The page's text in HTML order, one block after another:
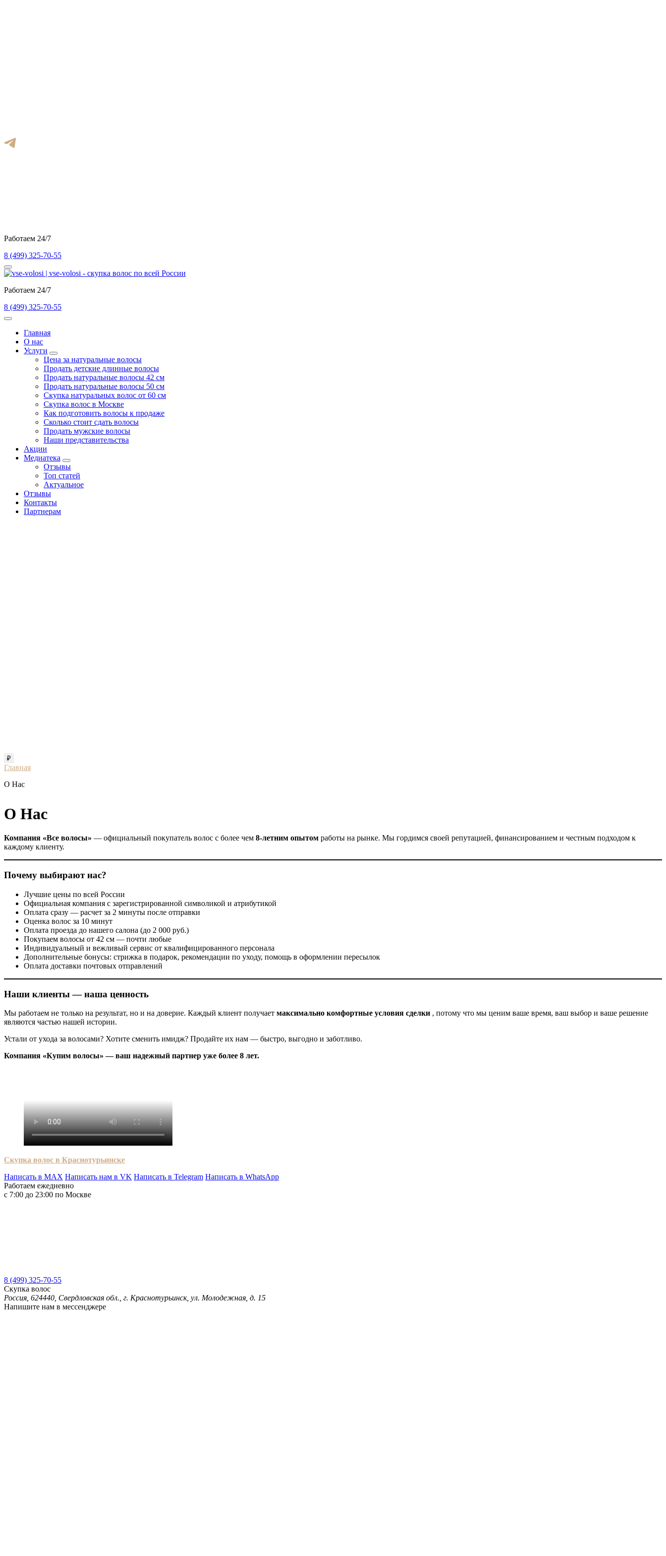
Работаем 24/7
8 (499) 325-70-55
Работаем 24/7
8 (499) 325-70-55
Главная
О нас
Услуги
Цена за натуральные волосы
Продать детские длинные волосы
Продать натуральные волосы 42 см
Продать натуральные волосы 50 см
Скупка натуральных волос от 60 см
Скупка волос в Москве
Как подготовить волосы к продаже
Сколько стоит сдать волосы
Продать мужские волосы
Наши представительства
Акции
Медиатека
Отзывы
Топ статей
Актуальное
Отзывы
Контакты
Партнерам
₽
Главная
О Нас
О Нас
Компания «Все волосы» — официальный покупатель волос с более чем 8-летним опытом работы на рынке. Мы гордимся своей репутацией, финансированием и честным подходом к
каждому клиенту.
Почему выбирают нас?
Лучшие цены по всей России
Официальная компания с зарегистрированной символикой и атрибутикой
Оплата сразу — расчет за 2 минуты после отправки
Оценка волос за 10 минут
Оплата проезда до нашего салона (до 2 000 руб.)
Покупаем волосы от 42 см — почти любые
Индивидуальный и вежливый сервис от квалифицированного персонала
Дополнительные бонусы: стрижка в подарок, рекомендации по уходу, помощь в оформлении пересылок
Оплата доставки почтовых отправлений
Наши клиенты — наша ценность
Мы работаем не только на результат, но и на доверие. Каждый клиент получает максимально комфортные условия сделки , потому что мы ценим ваше время, ваш выбор и ваше решение
являются частью нашей истории.
Устали от ухода за волосами? Хотите сменить имидж? Продайте их нам — быстро, выгодно и заботливо.
Компания «Купим волосы» — ваш надежный партнер уже более 8 лет.
Скупка волос в Краснотурьинске
Написать в MAX Написать нам в VK Написать в Telegram Написать в WhatsApp
Работаем ежедневно
с 7:00 до 23:00 по Москве
8 (499) 325-70-55
Скупка волос
Россия, 624440, Свердловская обл., г. Краснотурьинск, ул. Молодежная, д. 15
Напишите нам в мессенджере